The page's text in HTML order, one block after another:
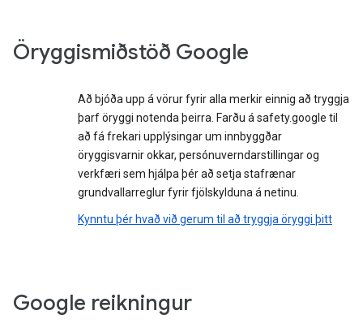
Öryggismiðstöð Google
Að bjóða upp á vörur fyrir alla merkir einnig að tryggja
þarf öryggi notenda þeirra. Farðu á safety.google til
að fá frekari upplýsingar um innbyggðar
öryggisvarnir okkar, persónuverndarstillingar og
verkfæri sem hjálpa þér að setja stafrænar
grundvallarreglur fyrir fjölskylduna á netinu.
Kynntu þér hvað við gerum til að tryggja öryggi þitt
Google reikningur